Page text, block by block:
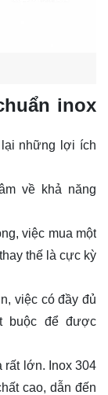
inox
những lợi ích
về khả năng
việc mua một
thế là cực kỳ
việc có đầy đủ
buộc để được
rất lớn. Inox 304
cao, dẫn đến